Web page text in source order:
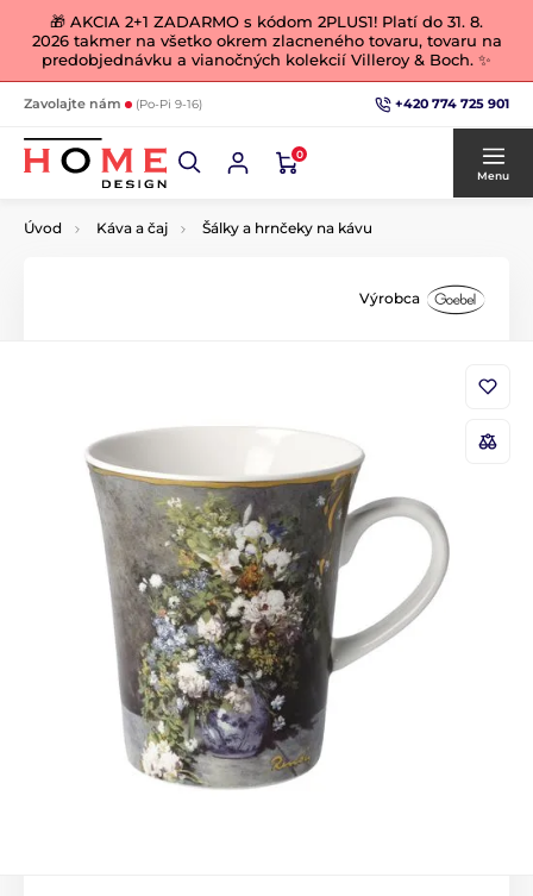
🎁 AKCIA 2+1 ZADARMO s kódom 2PLUS1! Platí do 31. 8.
2026 takmer na všetko okrem zlacneného tovaru, tovaru na
predobjednávku a vianočných kolekcií Villeroy & Boch. ✨
Zavolajte nám (Po-Pi 9-16) +420 774 725 901
0
Menu
Úvod Káva a čaj Šálky a hrnčeky na kávu
Výrobca